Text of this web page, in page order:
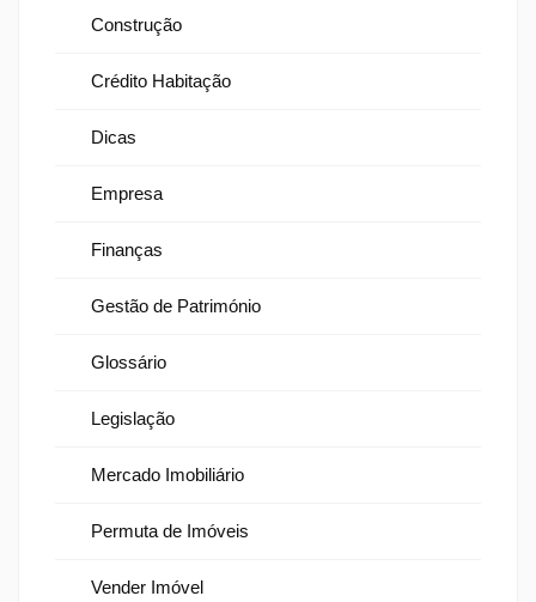
Construção
Crédito Habitação
Dicas
Empresa
Finanças
Gestão de Património
Glossário
Legislação
Mercado Imobiliário
Permuta de Imóveis
Vender Imóvel